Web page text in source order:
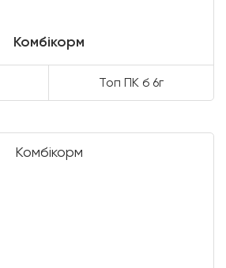
Комбікорм
Топ ПК б 6г
Комбікорм